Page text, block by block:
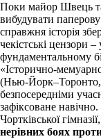
Поки майор Швець
вибудувати паперову
справжня історія
чекістські цензори –
фундаментальному
«Історично-
(Нью-Йорк–Торонто,
безпосередніми
зафіксоване
Чортківської
нерівних боях